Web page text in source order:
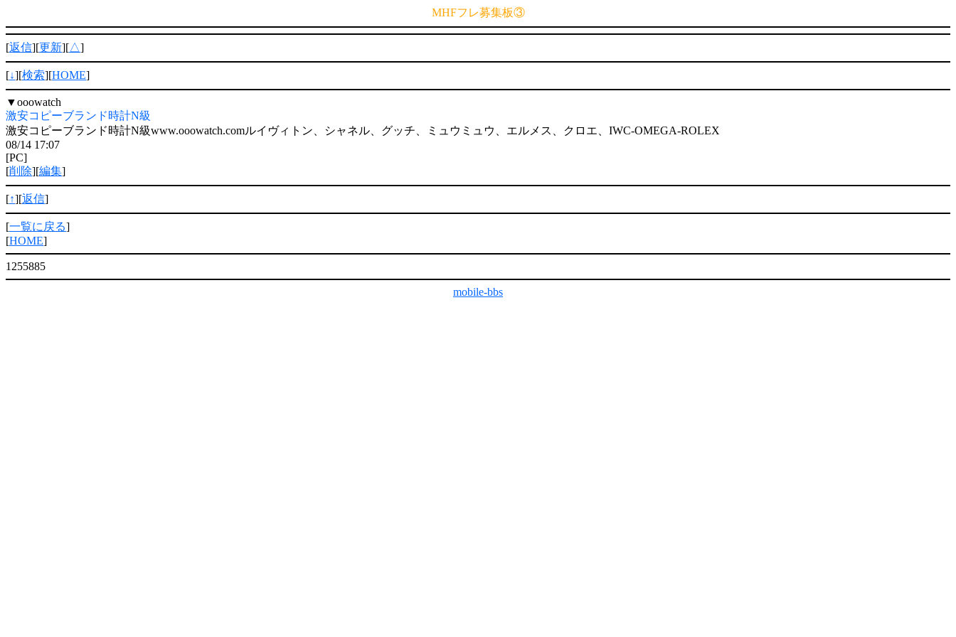
MHFフレ募集板③
[返信][更新][△]
[↓][検索][HOME]
▼ooowatch
激安コピーブランド時計N級
激安コピーブランド時計N級www.ooowatch.comルイヴィトン、シャネル、グッチ、ミュウミュウ、エルメス、クロエ、IWC-OMEGA-ROLEX
08/14 17:07
[PC]
[削除][編集]
[↑][返信]
[一覧に戻る]
[HOME]
1255885
mobile-bbs